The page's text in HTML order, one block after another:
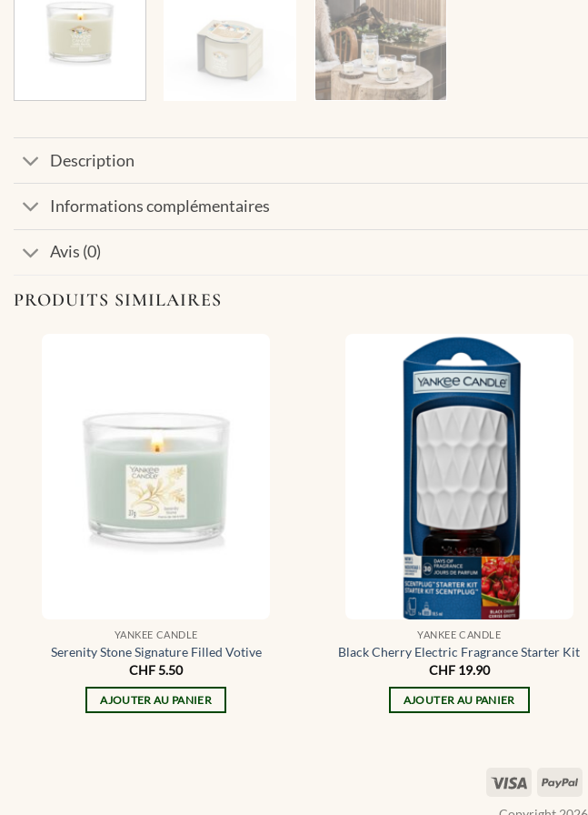
Description
Informations complémentaires
Avis (0)
PRODUITS SIMILAIRES
YANKEE CANDLE
Serenity Stone Signature Filled Votive
CHF5.50
AJOUTER AU PANIER
YANKEE CANDLE
Black Cherry Electric Fragrance Starter Kit
CHF19.90
AJOUTER AU PANIER
Visa